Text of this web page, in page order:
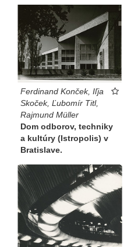
Ferdinand Konček, Iľja
Skoček, Ľubomír Titl,
Rajmund Müller
Dom odborov, techniky
a kultúry (Istropolis) v
Bratislave.